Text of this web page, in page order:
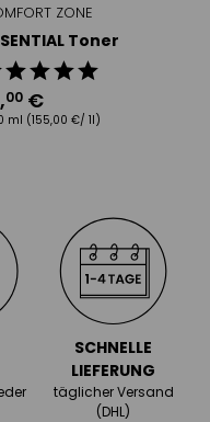
Einflüssen
Hautalterung
ZONE
Toner
,00 €
ml (155,00 €/ 1l)
SCHNELLE
LIEFERUNG
täglicher Versand
(DHL)